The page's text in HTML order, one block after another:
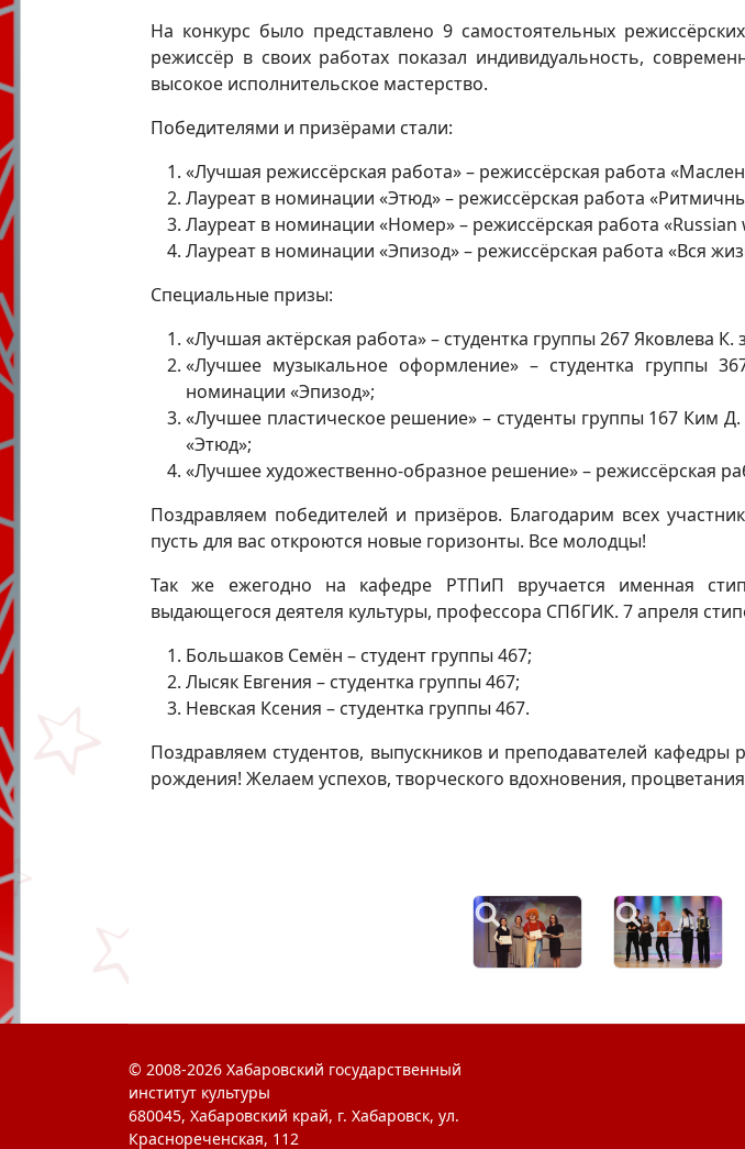
На конкурс было представлено 9 самостоятельных
режиссёр в своих работах показал индивидуальность,
высокое исполнительское мастерство.
Победителями и призёрами стали:
«Лучшая режиссёрская работа» – режиссёрская работа
Лауреат в номинации «Этюд» – режиссёрская работа
Лауреат в номинации «Номер» – режиссёрская работа
Лауреат в номинации «Эпизод» – режиссёрская работа «Вся
Специальные призы:
«Лучшая актёрская работа» – студентка группы 267 Яковлева К.
«Лучшее музыкальное оформление» – студентка группы
номинации «Эпизод»;
«Лучшее пластическое решение» – студенты группы 167 Ким
«Этюд»;
«Лучшее художественно-образное решение» – режиссёрская
Поздравляем победителей и призёров. Благодарим всех
пусть для вас откроются новые горизонты. Все молодцы!
Так же ежегодно на кафедре РТПиП вручается именная
выдающегося деятеля культуры, профессора СПбГИК. 7 апреля
Большаков Семён – студент группы 467;
Лысяк Евгения – студентка группы 467;
Невская Ксения – студентка группы 467.
Поздравляем студентов, выпускников и преподавателей
рождения! Желаем успехов, творческого вдохновения,
© 2008-2026 Хабаровский государственный
институт культуры
680045, Хабаровский край, г. Хабаровск, ул.
Краснореченская, 112